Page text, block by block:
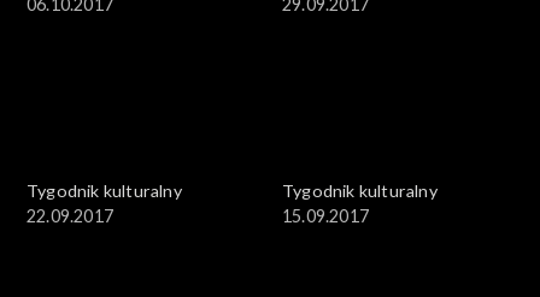
06.10.2017
29.09.2017
Tygodnik kulturalny
22.09.2017
Tygodnik kulturalny
15.09.2017